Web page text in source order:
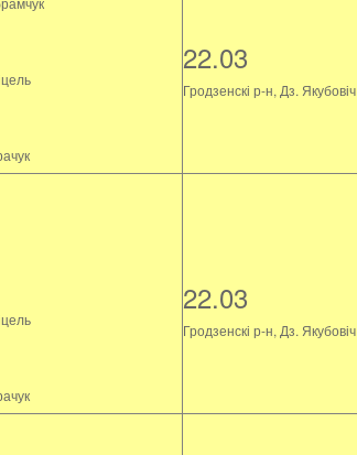
22.03
Гродзенскі р-н, Дз. Якубовіч
22.03
Гродзенскі р-н, Дз. Якубовіч